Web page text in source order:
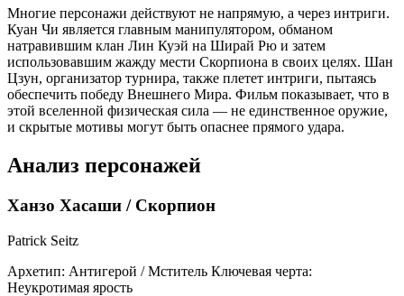
Многие персонажи действуют не напрямую, а через интриги.
Куан Чи является главным манипулятором, обманом
натравившим клан Лин Куэй на Ширай Рю и затем
использовавшим жажду мести Скорпиона в своих целях. Шан
Цзун, организатор турнира, также плетет интриги, пытаясь
обеспечить победу Внешнего Мира. Фильм показывает, что в
этой вселенной физическая сила — не единственное оружие,
и скрытые мотивы могут быть опаснее прямого удара.
Анализ персонажей
Ханзо Хасаши / Скорпион
Patrick Seitz
Архетип: Антигерой / Мститель Ключевая черта:
Неукротимая ярость